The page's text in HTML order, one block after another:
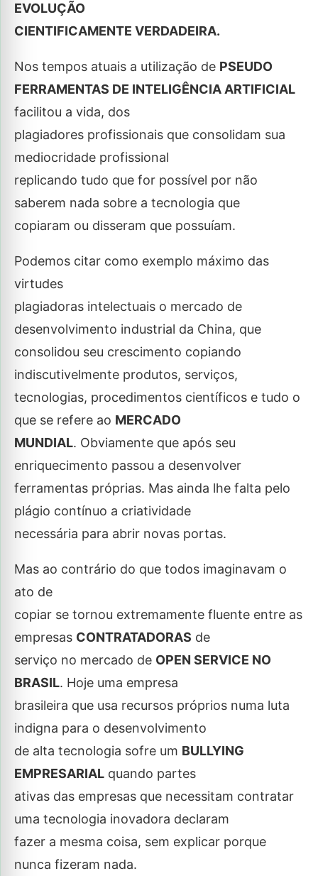
EVOLUÇÃO
CIENTIFICAMENTE VERDADEIRA.
Nos tempos atuais a utilização de PSEUDO
FERRAMENTAS DE INTELIGÊNCIA ARTIFICIAL
facilitou a vida, dos
plagiadores profissionais que consolidam sua
mediocridade profissional
replicando tudo que for possível por não
saberem nada sobre a tecnologia que
copiaram ou disseram que possuíam.
Podemos citar como exemplo máximo das
virtudes
plagiadoras intelectuais o mercado de
desenvolvimento industrial da China, que
consolidou seu crescimento copiando
indiscutivelmente produtos, serviços,
tecnologias, procedimentos científicos e tudo o
que se refere ao MERCADO
MUNDIAL. Obviamente que após seu
enriquecimento passou a desenvolver
ferramentas próprias. Mas ainda lhe falta pelo
plágio contínuo a criatividade
necessária para abrir novas portas.
Mas ao contrário do que todos imaginavam o
ato de
copiar se tornou extremamente fluente entre as
empresas CONTRATADORAS de
serviço no mercado de OPEN SERVICE NO
BRASIL. Hoje uma empresa
brasileira que usa recursos próprios numa luta
indigna para o desenvolvimento
de alta tecnologia sofre um BULLYING
EMPRESARIAL quando partes
ativas das empresas que necessitam contratar
uma tecnologia inovadora declaram
fazer a mesma coisa, sem explicar porque
nunca fizeram nada.